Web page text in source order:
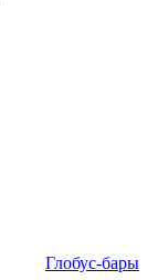
Глобус-бары